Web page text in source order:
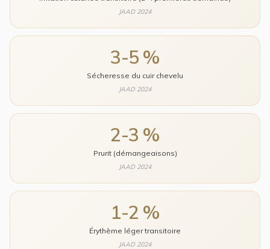
JAAD 2024
3-5 %
Sécheresse du cuir chevelu
JAAD 2024
2-3 %
Prurit (démangeaisons)
JAAD 2024
1-2 %
Érythème léger transitoire
JAAD 2024